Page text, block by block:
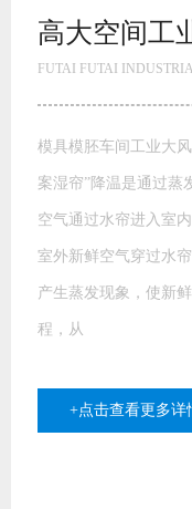
高大空间工
FUTAI FUTAI
模具模胚车间工业大风扇通风方案 玩具
案湿帘”降温是通过蒸
空气通过水帘进入室
室外新鲜空气穿过水
产生蒸发现象，使新
程，从
+点击查看更多详